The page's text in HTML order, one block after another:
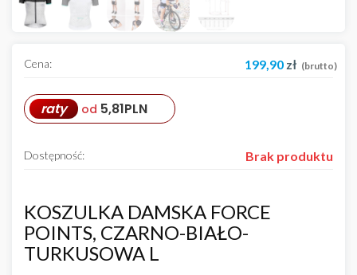
KOSZULKA DAMSKA FORCE
POINTS, CZARNO-BIAŁO-
TURKUSOWA L
Cena: 199,90 zł (brutto)
raty od 5,81PLN
Dostępność: Brak produktu